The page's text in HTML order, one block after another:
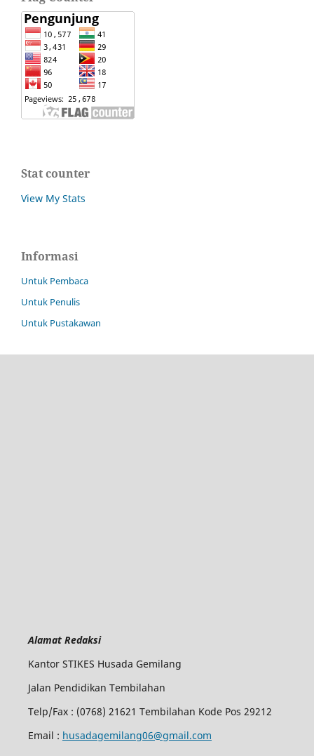
Stat counter
View My Stats
Informasi
Untuk Pembaca
Untuk Penulis
Untuk Pustakawan
Alamat Redaksi
Kantor STIKES Husada Gemilang
Jalan Pendidikan Tembilahan
Telp/Fax : (0768) 21621 Tembilahan Kode Pos 29212
Email : husadagemilang06@gmail.com